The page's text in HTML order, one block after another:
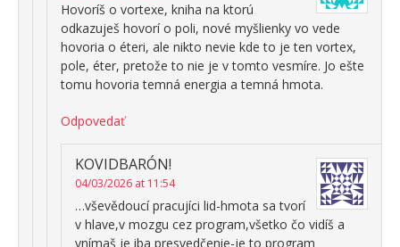
Hovoríš o vortexe, kniha na ktorú
odkazuješ hovorí o poli, nové myšlienky vo vede
hovoria o éteri, ale nikto nevie kde to je ten vortex,
pole, éter, pretože to nie je v tomto vesmíre. Jo ešte
tomu hovoria temná energia a temná hmota.
Odpovedať
KOVIDBARÓN!
04/03/2026 at 11:54
…vševědoucí pracujíci lid-hmota sa tvorí
v hlave,v mozgu cez program,všetko čo vidíš a
vnímaš je iba presvedčenie-je to program